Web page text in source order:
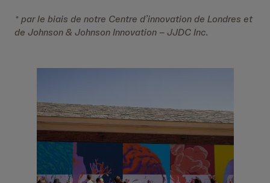
* par le biais de notre Centre d’innovation de Londres et
de Johnson & Johnson Innovation – JJDC Inc.